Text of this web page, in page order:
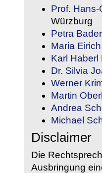
Prof. Hans-
Würzburg
Petra Bader
Maria Eirich
Karl Haberl
Dr. Silvia
Werner
Martin
Andrea
Michael
Disclaimer
Die
Ausbringung